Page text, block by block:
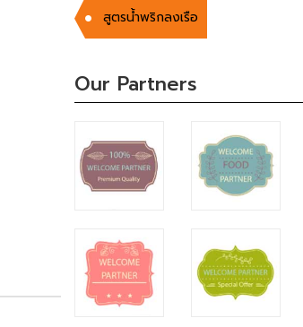
สูตรน้ำพริกลงเรือ
Our Partners